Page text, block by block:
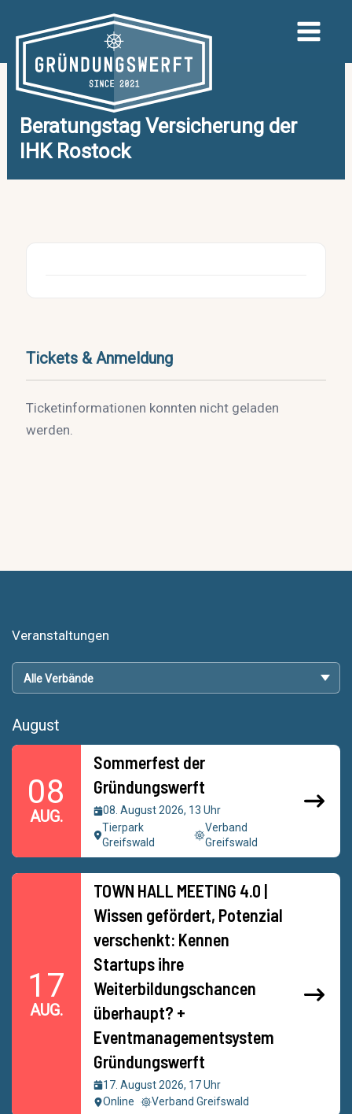
Inhalt
springen
Beratungstag Versicherung der
IHK Rostock
Tickets & Anmeldung
Ticketinformationen konnten nicht geladen
werden.
Veranstaltungen
August
08
AUG.
Sommerfest der
Gründungswerft
08. August 2026, 13 Uhr
Tierpark
Greifswald
Verband
Greifswald
17
AUG.
TOWN HALL MEETING 4.0 |
Wissen gefördert, Potenzial
verschenkt: Kennen
Startups ihre
Weiterbildungschancen
überhaupt? +
Eventmanagementsystem
Gründungswerft
17. August 2026, 17 Uhr
Online
Verband Greifswald